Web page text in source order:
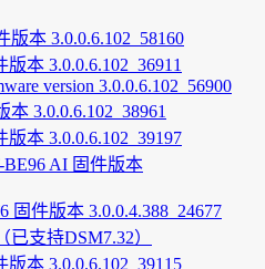
版本 3.0.0.6.102_58160
本 3.0.0.6.102_36911
version 3.0.0.6.102_56900
3.0.0.6.102_38961
本 3.0.0.6.102_39197
BE96 AI 固件版本
固件版本 3.0.0.4.388_24677
支持DSM7.32）
本 3.0.0.6.102_39115